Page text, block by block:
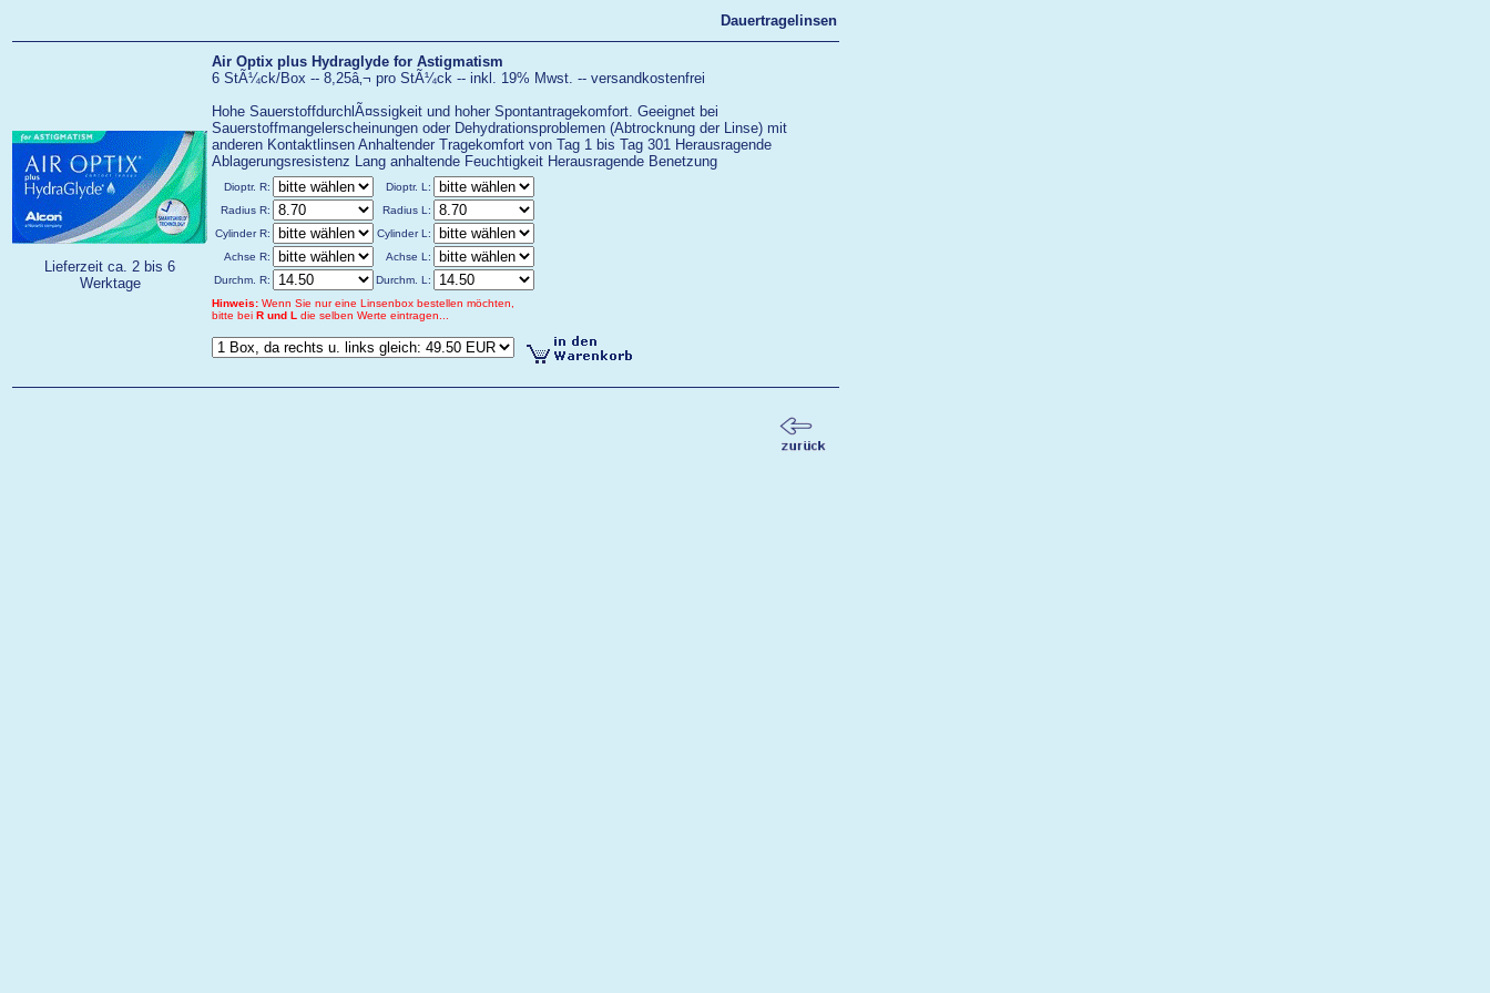
Dauertragelinsen
Lieferzeit ca. 2 bis 6
Werktage
Air Optix plus Hydraglyde for Astigmatism
6 StÃ¼ck/Box -- 8,25â‚¬ pro StÃ¼ck -- inkl. 19% Mwst. -- versandkostenfrei
Hohe SauerstoffdurchlÃ¤ssigkeit und hoher Spontantragekomfort. Geeignet bei
Sauerstoffmangelerscheinungen oder Dehydrationsproblemen (Abtrocknung der Linse) mit
anderen Kontaktlinsen Anhaltender Tragekomfort von Tag 1 bis Tag 301 Herausragende
Ablagerungsresistenz Lang anhaltende Feuchtigkeit Herausragende Benetzung
Dioptr. R:
Dioptr. L:
Radius R:
Radius L:
Cylinder R:
Cylinder L:
Achse R:
Achse L:
Durchm. R:
Durchm. L:
Hinweis: Wenn Sie nur eine Linsenbox bestellen möchten,
bitte bei R und L die selben Werte eintragen...